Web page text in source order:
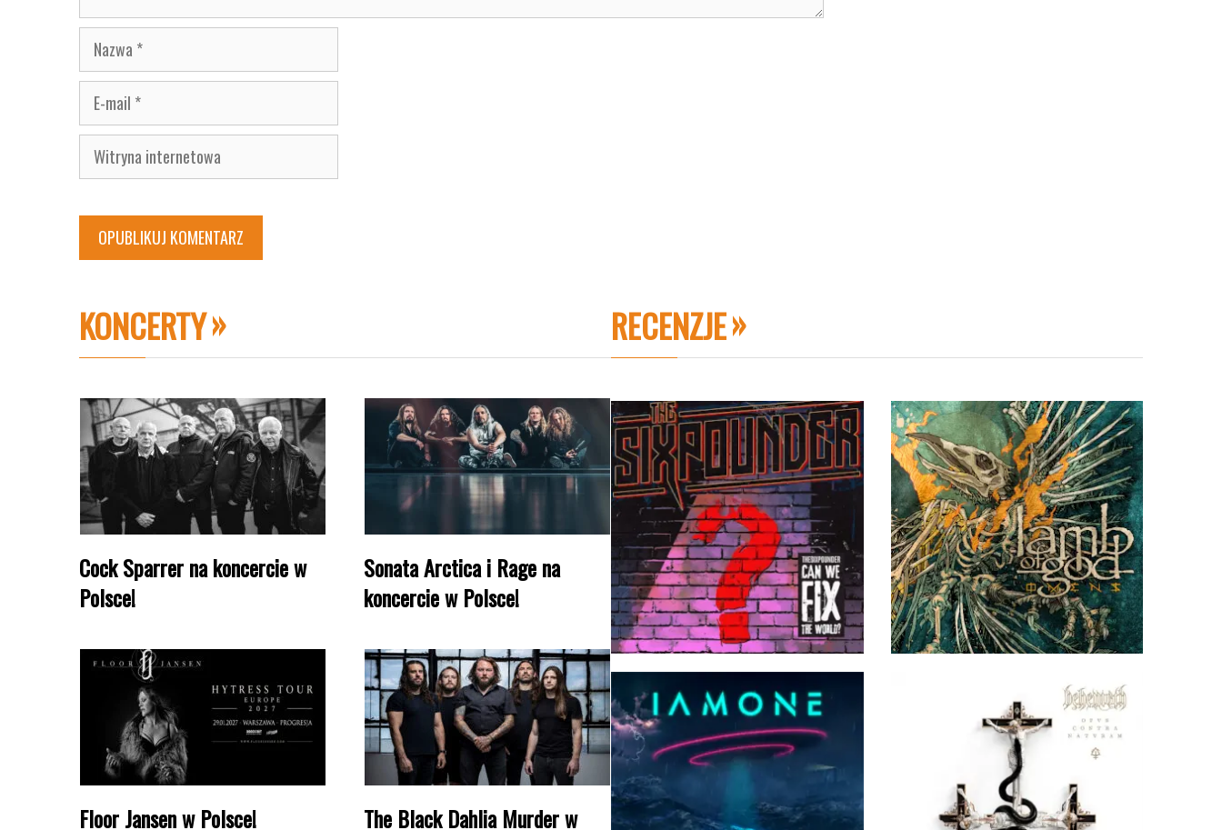
Nazwa
E-
mail
Witryna
internetowa
KONCERTY
Cock Sparrer na koncercie w
Polsce!
Sonata Arctica i Rage na
koncercie w Polsce!
Floor Jansen w Polsce! The Black Dahlia Murder w
RECENZJE